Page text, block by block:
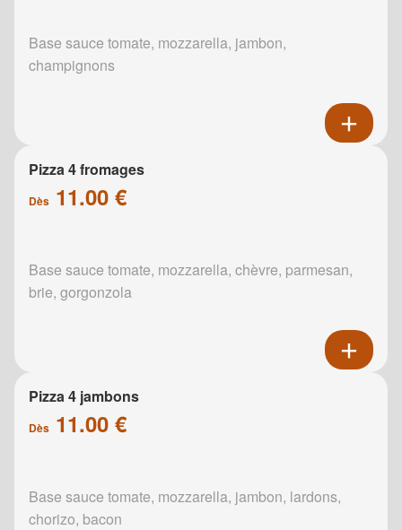
Base sauce tomate, mozzarella, jambon,
champignons
Pizza 4 fromages
Dès 11.00 €
Base sauce tomate, mozzarella, chèvre, parmesan,
brie, gorgonzola
Pizza 4 jambons
Dès 11.00 €
Base sauce tomate, mozzarella, jambon, lardons,
chorizo, bacon